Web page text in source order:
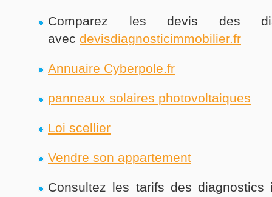
Comparez les devis des
avec devisdiagnosticimmobilier.fr
Annuaire Cyberpole.fr
panneaux solaires photovoltaiques
Loi scellier
Vendre son appartement
Consultez les tarifs des